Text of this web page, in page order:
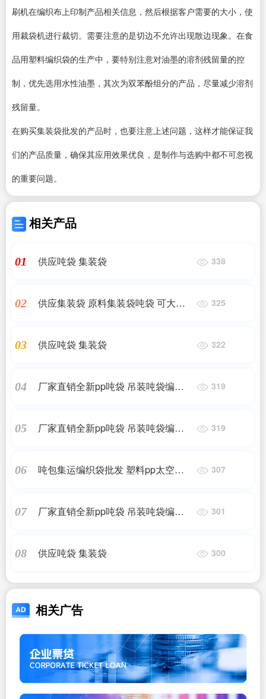
刷机在编织布上印制产品相关信息，然后根据客户需要的大小，使
用裁袋机进行裁切。需要注意的是切边不允许出现散边现象。在食
品用塑料编织袋的生产中，要特别注意对油墨的溶剂残留量的控
制，优先选用水性油墨，其次为双苯酚组分的产品，尽量减少溶剂
残留量。
在购买集装袋批发的产品时，也要注意上述问题，这样才能保证我
们的产品质量，确保其应用效果优良，是制作与选购中都不可忽视
的重要问题。
相关产品
01 供应吨袋 集装袋 338
02
供应集装袋 原料集装袋吨袋 可大量
325
03 供应吨袋 集装袋 322
04
厂家直销全新pp吨袋 吊装吨袋编织袋
319
05
厂家直销全新pp吨袋 吊装吨袋编织袋
319
06
吨包集运编织袋批发 塑料pp太空袋可
307
07
厂家直销全新pp吨袋 吊装吨袋编织袋
301
08 供应吨袋 集装袋 300
相关广告